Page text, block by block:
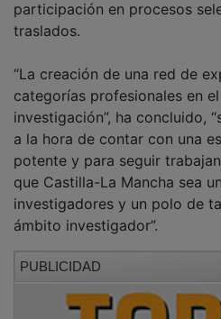
traslados.
categorías profesionales en
investigación”, ha concluido,
a la hora de contar con una
potente y para seguir
que Castilla-La Mancha sea
investigadores y un polo de
ámbito investigador”.